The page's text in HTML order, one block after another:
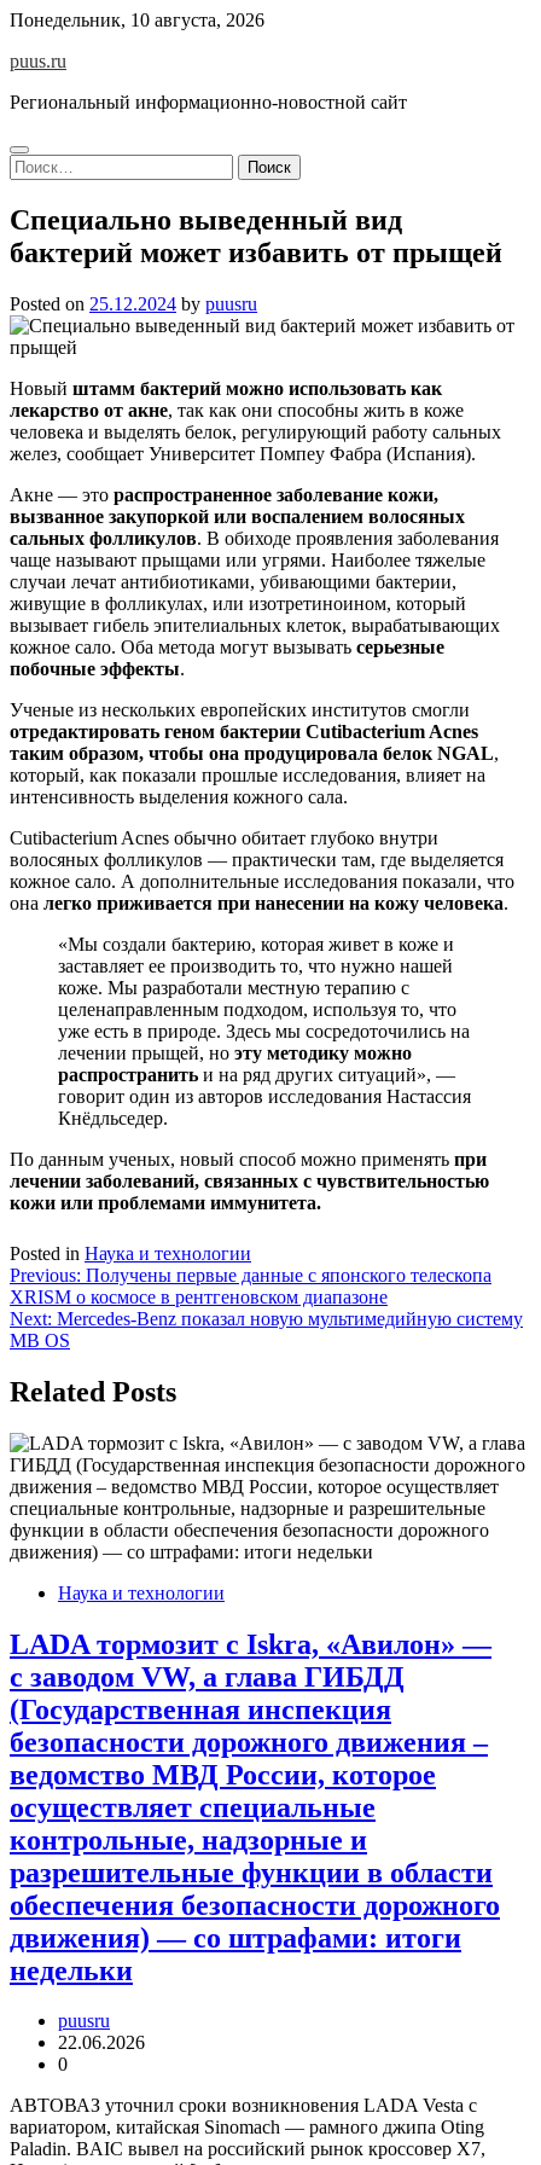
Skip
content
Понедельник, 10 августа, 2026
puus.ru
Региональный информационно-новостной сайт
Найти:
Специально выведенный вид
бактерий может избавить от прыщей
Posted on 25.12.2024 by puusru
Новый штамм бактерий можно использовать как
лекарство от акне, так как они способны жить в коже
человека и выделять белок, регулирующий работу сальных
желез, сообщает Университет Помпеу Фабра (Испания).
Акне — это распространенное заболевание кожи,
вызванное закупоркой или воспалением волосяных
сальных фолликулов. В обиходе проявления заболевания
чаще называют прыщами или угрями. Наиболее тяжелые
случаи лечат антибиотиками, убивающими бактерии,
живущие в фолликулах, или изотретиноином, который
вызывает гибель эпителиальных клеток, вырабатывающих
кожное сало. Оба метода могут вызывать серьезные
побочные эффекты.
Ученые из нескольких европейских институтов смогли
отредактировать геном бактерии Cutibacterium Acnes
таким образом, чтобы она продуцировала белок NGAL,
который, как показали прошлые исследования, влияет на
интенсивность выделения кожного сала.
Cutibacterium Acnes обычно обитает глубоко внутри
волосяных фолликулов — практически там, где выделяется
кожное сало. А дополнительные исследования показали, что
она легко приживается при нанесении на кожу человека.
«Мы создали бактерию, которая живет в коже и
заставляет ее производить то, что нужно нашей
коже. Мы разработали местную терапию с
целенаправленным подходом, используя то, что
уже есть в природе. Здесь мы сосредоточились на
лечении прыщей, но эту методику можно
распространить и на ряд других ситуаций», —
говорит один из авторов исследования Настассия
Кнёдльседер.
По данным ученых, новый способ можно применять при
лечении заболеваний, связанных с чувствительностью
кожи или проблемами иммунитета.
Posted in Наука и технологии
Навигация
по
записям
Previous: Получены первые данные с японского телескопа
XRISM о космосе в рентгеновском диапазоне
Next: Mercedes-Benz показал новую мультимедийную систему
MB OS
Related Posts
Наука и технологии
LADA тормозит с Iskra, «Авилон» —
с заводом VW, а глава ГИБДД
(Государственная инспекция
безопасности дорожного движения –
ведомство МВД России, которое
осуществляет специальные
контрольные, надзорные и
разрешительные функции в области
обеспечения безопасности дорожного
движения) — со штрафами: итоги
недельки
puusru
22.06.2026
0
АВТОВАЗ уточнил сроки возникновения LADA Vesta с
вариатором, китайская Sinomach — рамного джипа Oting
Paladin. BAIC вывел на российский рынок кроссовер X7,